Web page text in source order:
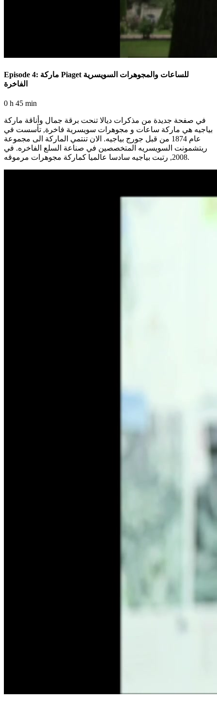
Episode 4: ماركة Piaget للساعات والمجوهرات السويسرية
الفاخرة
0 h 45 min
في صفحة جديدة من مذكرات ديالا تنحت برقة جمال وأناقة ماركة
بياجيه هي ماركة ساعات و مجوهرات سويسرية فاخرة, تأسست في
عام 1874 من قبل جورج بياجيه. الان تنتمي الماركة الى مجموعة
ريتشمونت السويسريه المتخصصين في صناعة السلع الفاخره. في
2008, رتبت بياجيه سادسا عالميا كماركة مجوهرات مرموقه.